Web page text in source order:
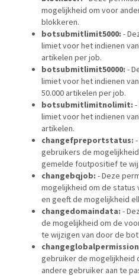
mogelijkheid om voor
blokkeren.
botsubmitlimit5000: -
limiet voor het indienen
artikelen per job.
botsubmitlimit50000: -
limiet voor het indienen
50.000 artikelen per job.
botsubmitlimitnolimit:
limiet voor het indienen
artikelen.
changefpreportstatus:
gebruikers de
gemelde foutpositief te
changebqjob: - Deze
mogelijkheid om de status
en geeft de mogelijkheid
changedomaindata: -
de mogelijkheid om de
te wijzigen van door de
gebruiker de mogelijkheid
andere gebruiker aan te